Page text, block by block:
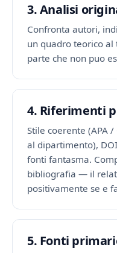
3. Analisi
Confronta autori,
un quadro teorico al
parte che non puo
4. Riferimenti
Stile coerente (APA
al dipartimento),
fonti fantasma.
bibliografia — il
positivamente se e
5. Fonti